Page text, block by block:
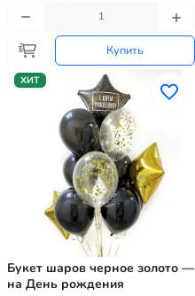
Купить
ХИТ
Букет шаров черное золото —
на День рождения